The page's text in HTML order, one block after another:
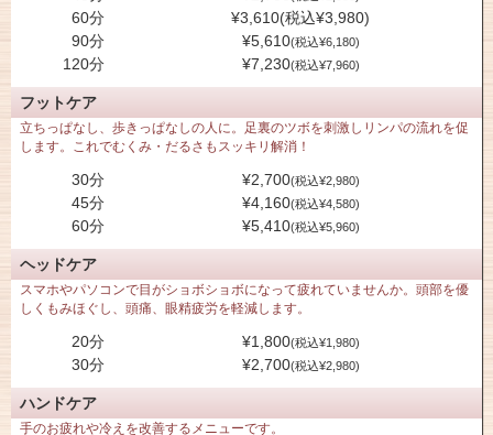
60分
¥3,610(税込¥3,980)
90分
¥5,610(税込¥6,180)
120分 ¥7,230(税込¥7,960)
フットケア
立ちっぱなし、歩きっぱなしの人に。足裏のツボを刺激しリンパの流れを促
します。これでむくみ・だるさもスッキリ解消！
30分 ¥2,700(税込¥2,980)
45分 ¥4,160(税込¥4,580)
60分 ¥5,410(税込¥5,960)
ヘッドケア
スマホやパソコンで目がショボショボになって疲れていませんか。頭部を優
しくもみほぐし、頭痛、眼精疲労を軽減します。
20分 ¥1,800(税込¥1,980)
30分 ¥2,700(税込¥2,980)
ハンドケア
手のお疲れや冷えを改善するメニューです。